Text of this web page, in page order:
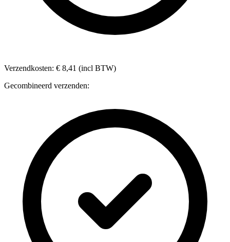
Verzendkosten: € 8,41 (incl BTW)
Gecombineerd verzenden: